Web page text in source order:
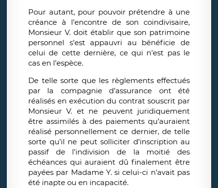
Pour autant, pour pouvoir prétendre à une
créance à l’encontre de son coindivisaire,
Monsieur V. doit établir que son patrimoine
personnel s’est appauvri au bénéficie de
celui de cette dernière, ce qui n’est pas le
cas en l’espèce.
De telle sorte que les règlements effectués
par la compagnie d’assurance ont été
réalisés en exécution du contrat souscrit par
Monsieur V. et ne peuvent juridiquement
être assimilés à des paiements qu’auraient
réalisé personnellement ce dernier, de telle
sorte qu’il ne peut solliciter d’inscription au
passif de l’indivision de la moitié des
échéances qui auraient dû finalement être
payées par Madame Y. si celui-ci n’avait pas
été inapte ou en incapacité.